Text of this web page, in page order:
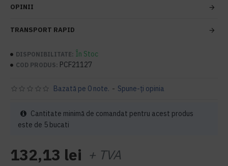
OPINII
TRANSPORT RAPID
DISPONIBILITATE: În Stoc
COD PRODUS: PCF21127
Bazată pe 0 note. - Spune-ţi opinia
132,13 lei + TVA
Cantitate minimă de comandat pentru acest produs
este de 5 bucati